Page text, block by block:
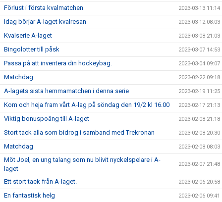
Förlust i första kvalmatchen 2023-03-13 11:14
Idag börjar A-laget kvalresan 2023-03-12 08:03
Kvalserie A-laget 2023-03-08 21:03
Bingolotter till påsk 2023-03-07 14:53
Passa på att inventera din hockeybag. 2023-03-04 09:07
Matchdag 2023-02-22 09:18
A-lagets sista hemmamatchen i denna serie 2023-02-19 11:25
Kom och heja fram vårt A-lag på söndag den 19/2 kl 16.00 2023-02-17 21:13
Viktig bonuspoäng till A-laget 2023-02-08 21:18
Stort tack alla som bidrog i samband med Trekronan 2023-02-08 20:30
Matchdag 2023-02-08 08:03
Möt Joel, en ung talang som nu blivit nyckelspelare i A-
laget
2023-02-07 21:48
Ett stort tack från A-laget. 2023-02-06 20:58
En fantastisk helg 2023-02-06 09:41